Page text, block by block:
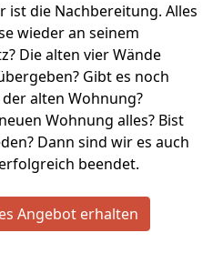
ist die Nachbereitung. Alles
wieder an seinem
Die alten vier Wände
Gibt es noch
alten Wohnung?
Wohnung alles? Bist
Dann sind wir es auch
beendet.
Angebot erhalten